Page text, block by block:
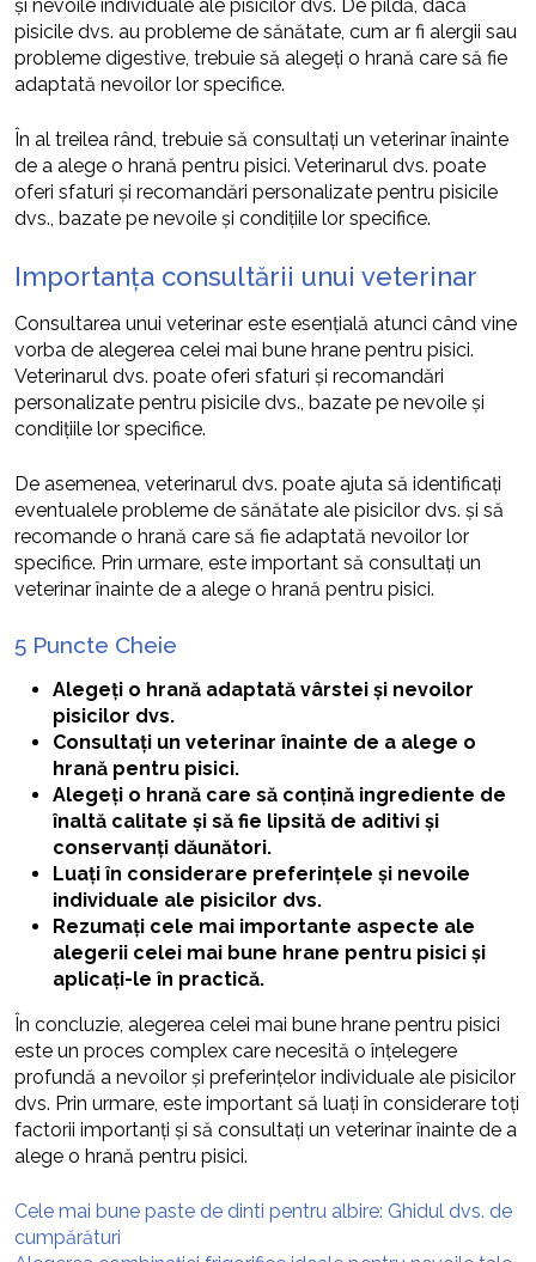
și nevoile individuale ale pisicilor dvs. De pildă, dacă
pisicile dvs. au probleme de sănătate, cum ar fi alergii sau
probleme digestive, trebuie să alegeți o hrană care să fie
adaptată nevoilor lor specifice.
În al treilea rând, trebuie să consultați un veterinar înainte
de a alege o hrană pentru pisici. Veterinarul dvs. poate
oferi sfaturi și recomandări personalizate pentru pisicile
dvs., bazate pe nevoile și condițiile lor specifice.
Importanța consultării unui veterinar
Consultarea unui veterinar este esențială atunci când vine
vorba de alegerea celei mai bune hrane pentru pisici.
Veterinarul dvs. poate oferi sfaturi și recomandări
personalizate pentru pisicile dvs., bazate pe nevoile și
condițiile lor specifice.
De asemenea, veterinarul dvs. poate ajuta să identificați
eventualele probleme de sănătate ale pisicilor dvs. și să
recomande o hrană care să fie adaptată nevoilor lor
specifice. Prin urmare, este important să consultați un
veterinar înainte de a alege o hrană pentru pisici.
5 Puncte Cheie
Alegeți o hrană adaptată vârstei și nevoilor
pisicilor dvs.
Consultați un veterinar înainte de a alege o
hrană pentru pisici.
Alegeți o hrană care să conțină ingrediente de
înaltă calitate și să fie lipsită de aditivi și
conservanți dăunători.
Luați în considerare preferințele și nevoile
individuale ale pisicilor dvs.
Rezumați cele mai importante aspecte ale
alegerii celei mai bune hrane pentru pisici și
aplicați-le în practică.
În concluzie, alegerea celei mai bune hrane pentru pisici
este un proces complex care necesită o înțelegere
profundă a nevoilor și preferințelor individuale ale pisicilor
dvs. Prin urmare, este important să luați în considerare toți
factorii importanți și să consultați un veterinar înainte de a
alege o hrană pentru pisici.
Cele mai bune paste de dinti pentru albire: Ghidul dvs. de
cumpărături